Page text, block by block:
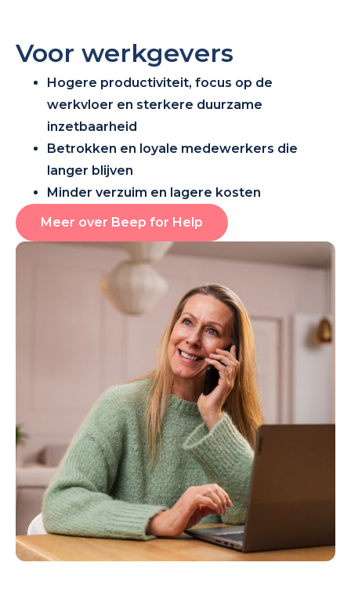
Voor werkgevers
Hogere productiviteit, focus op de
werkvloer en sterkere duurzame
inzetbaarheid
Betrokken en loyale medewerkers die
langer blijven
Minder verzuim en lagere kosten
Meer over Beep for Help